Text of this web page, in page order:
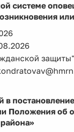
системе
защиты"
в
Положения об